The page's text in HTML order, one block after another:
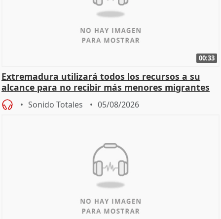
00:33
Extremadura utilizará todos los recursos a su
alcance para no recibir más menores migrantes
Sonido Totales 05/08/2026